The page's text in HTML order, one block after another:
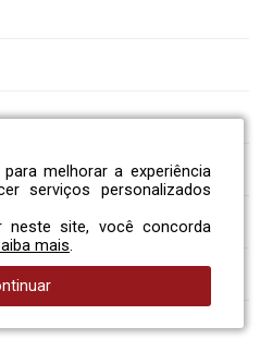
melhorar a experiência
serviços personalizados
neste site, você concorda
mais.